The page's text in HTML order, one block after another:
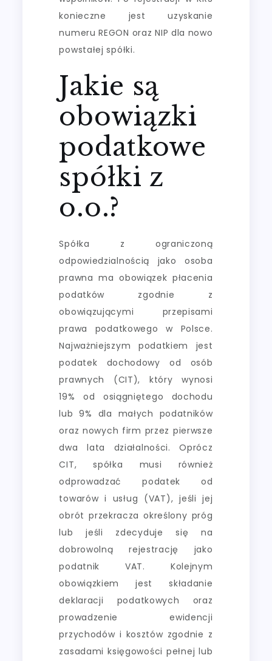
konieczne jest uzyskanie
numeru REGON oraz NIP dla nowo
powstałej spółki.
Jakie są
obowiązki
podatkowe
spółki z
o.o.?
Spółka z ograniczoną
odpowiedzialnością jako osoba
prawna ma obowiązek płacenia
podatków zgodnie z
obowiązującymi przepisami
prawa podatkowego w Polsce.
Najważniejszym podatkiem jest
podatek dochodowy od osób
prawnych (CIT), który wynosi
19% od osiągniętego dochodu
lub 9% dla małych podatników
oraz nowych firm przez pierwsze
dwa lata działalności. Oprócz
CIT, spółka musi również
odprowadzać podatek od
towarów i usług (VAT), jeśli jej
obrót przekracza określony próg
lub jeśli zdecyduje się na
dobrowolną rejestrację jako
podatnik VAT. Kolejnym
obowiązkiem jest składanie
deklaracji podatkowych oraz
prowadzenie ewidencji
przychodów i kosztów zgodnie z
zasadami księgowości pełnej lub